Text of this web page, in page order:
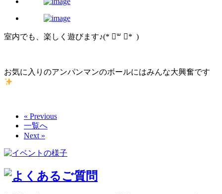
室内でも、楽しく遊びます♪(* ॑꒳ ॑* )
お気に入りのアンパンマンのボールにはみんな大興奮です
« Previous
一覧へ
Next »